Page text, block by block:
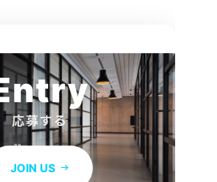
応募する
JOIN US